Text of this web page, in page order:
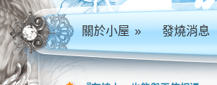
關於小屋» 發燒消息